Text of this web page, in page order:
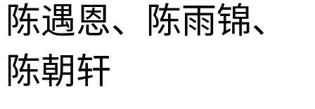
陈遇恩、陈雨锦、
陈朝轩